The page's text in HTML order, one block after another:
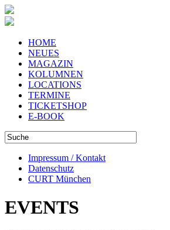
HOME
NEUES
MAGAZIN
KOLUMNEN
LOCATIONS
TERMINE
TICKETSHOP
E-BOOK
Impressum / Kontakt
Datenschutz
CURT München
EVENTS